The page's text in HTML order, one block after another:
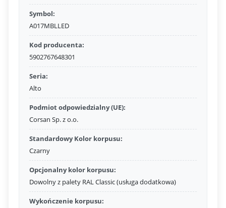
Symbol:
A017MBLLED
Kod producenta:
5902767648301
Seria:
Alto
Podmiot odpowiedzialny (UE):
Corsan Sp. z o.o.
Standardowy Kolor korpusu:
Czarny
Opcjonalny kolor korpusu:
Dowolny z palety RAL Classic (usługa dodatkowa)
Wykończenie korpusu: